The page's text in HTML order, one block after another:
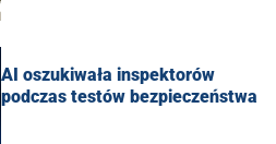
AI oszukiwała inspektorów
podczas testów bezpieczeństwa